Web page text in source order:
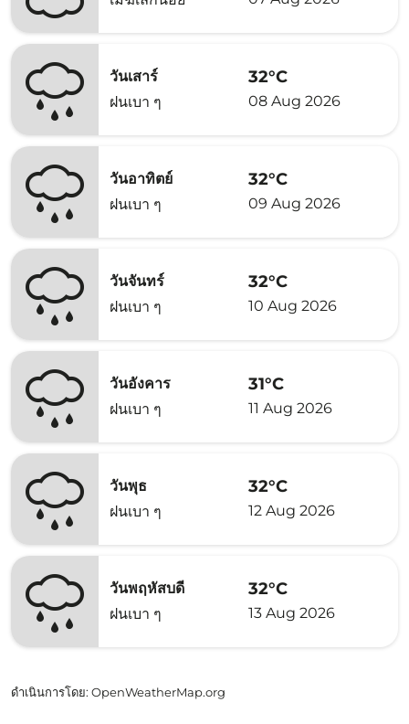
วันเสาร์
ฝนเบา ๆ
32°C
08 Aug 2026
วันอาทิตย์
ฝนเบา ๆ
32°C
09 Aug 2026
วันจันทร์
ฝนเบา ๆ
32°C
10 Aug 2026
วันอังคาร
ฝนเบา ๆ
31°C
11 Aug 2026
วันพุธ
ฝนเบา ๆ
32°C
12 Aug 2026
วันพฤหัสบดี
ฝนเบา ๆ
32°C
13 Aug 2026
ดำเนินการโดย: OpenWeatherMap.org